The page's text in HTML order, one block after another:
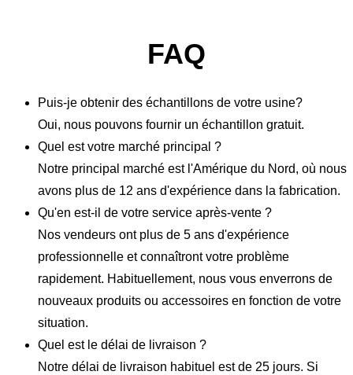
FAQ
Puis-je obtenir des échantillons de votre usine?
Oui, nous pouvons fournir un échantillon gratuit.
Quel est votre marché principal ?
Notre principal marché est l'Amérique du Nord, où nous
avons plus de 12 ans d'expérience dans la fabrication.
Qu'en est-il de votre service après-vente ?
Nos vendeurs ont plus de 5 ans d'expérience
professionnelle et connaîtront votre problème
rapidement. Habituellement, nous vous enverrons de
nouveaux produits ou accessoires en fonction de votre
situation.
Quel est le délai de livraison ?
Notre délai de livraison habituel est de 25 jours. Si